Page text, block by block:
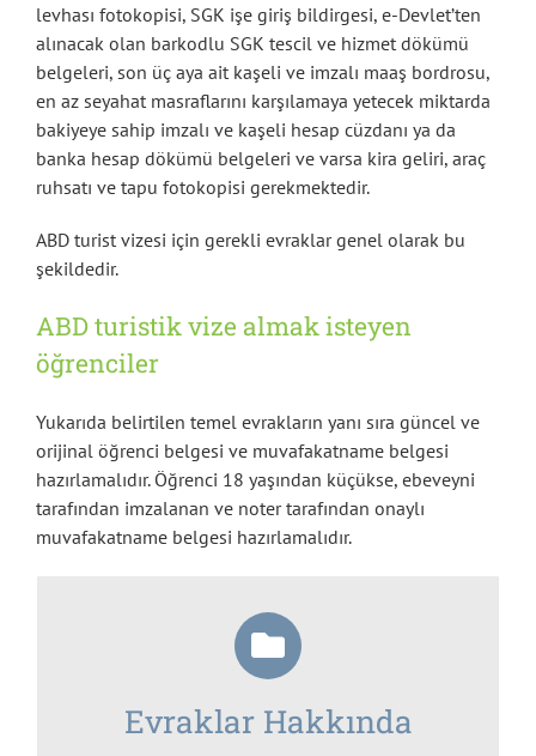
levhası fotokopisi, SGK işe giriş bildirgesi, e-Devlet’ten
alınacak olan barkodlu SGK tescil ve hizmet dökümü
belgeleri, son üç aya ait kaşeli ve imzalı maaş bordrosu,
en az seyahat masraflarını karşılamaya yetecek miktarda
bakiyeye sahip imzalı ve kaşeli hesap cüzdanı ya da
banka hesap dökümü belgeleri ve varsa kira geliri, araç
ruhsatı ve tapu fotokopisi gerekmektedir.
ABD turist vizesi için gerekli evraklar genel olarak bu
şekildedir.
ABD turistik vize almak isteyen
öğrenciler
Yukarıda belirtilen temel evrakların yanı sıra güncel ve
orijinal öğrenci belgesi ve muvafakatname belgesi
hazırlamalıdır. Öğrenci 18 yaşından küçükse, ebeveyni
tarafından imzalanan ve noter tarafından onaylı
muvafakatname belgesi hazırlamalıdır.
Evraklar Hakkında